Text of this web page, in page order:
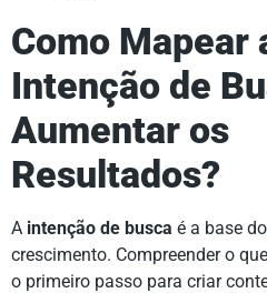
Como Mapear
Intenção de
Aumentar os
Resultados?
A intenção de busca é a base
crescimento. Compreender o
o primeiro passo para criar